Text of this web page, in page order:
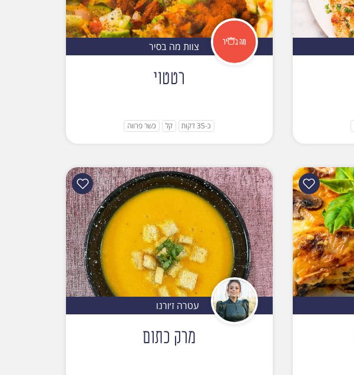
צוות מה בסיר
רטטוי
כ-35 דקות קל כשר פרווה
עטרה ז׳ורנו
מרק כתום